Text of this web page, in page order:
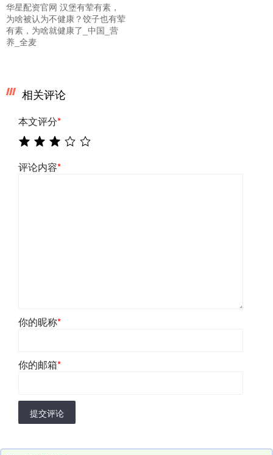
华星配资官网 汉堡有荤有素，
为啥被认为不健康？饺子也有荤
有素，为啥就健康了_中国_营
养_全麦
相关评论
本文评分*
评论内容*
你的昵称*
你的邮箱*
提交评论